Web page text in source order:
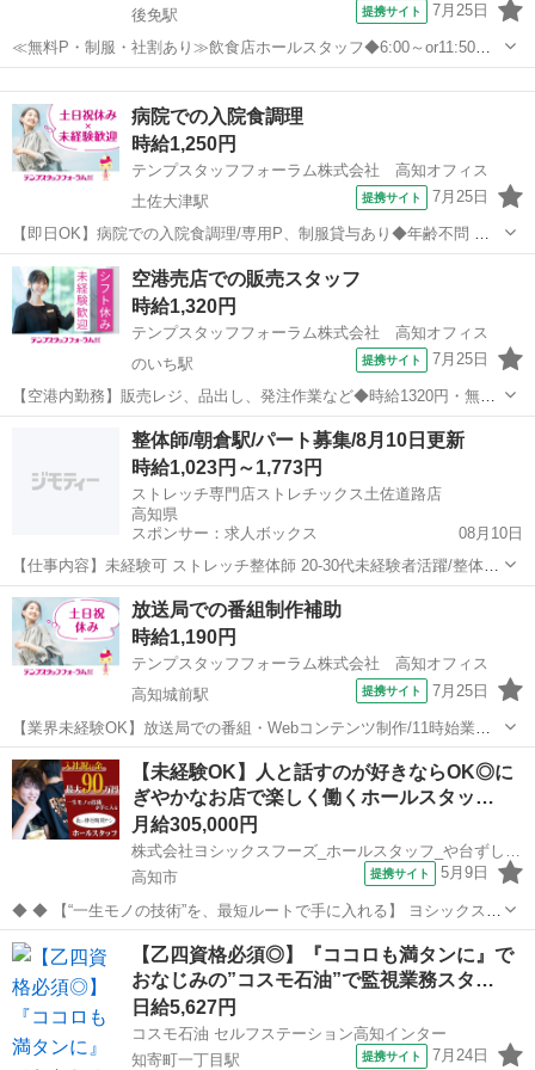
後免駅
提携サイト 7月25日
≪無料P・制服・社割あり≫飲食店ホールスタッフ◆6:00～or11:50～
●香南市方面からも通いやすい立地♪嬉しい無料駐車場・社割あり！
●出社時に焦らない！制服着たまま通勤OK！ ●6:00～、11:50～の...
病院での入院食調理
時給1,250円
テンプスタッフフォーラム株式会社 高知オフィス
土佐大津駅
提携サイト 7月25日
【即日OK】病院での入院食調理/専用P、制服貸与あり◆年齢不問 ●
高時給1,250円！時間固定＆土日祝休みで働きやすい♪ ●未経験OK！作
業ごとに先輩社員がしっかりレクチャーしてくださいます！ ●男性の
多い環境で...
高知 南国市 土佐大津駅 ホールスタッフ
空港売店での販売スタッフ
時給1,320円
テンプスタッフフォーラム株式会社 高知オフィス
のいち駅
提携サイト 7月25日
【空港内勤務】販売レジ、品出し、発注作業など◆時給1320円・無料
Pあり ●香南市方面からも通いやすい立地♪無料駐車場あります！ ●
出社時に焦らない！制服着たまま通勤OK！ ●多くの派遣スタッフが活
躍中の職場です...
南国市 のいち駅 その他
整体師/朝倉駅/パート募集/8月10日更新
時給1,023円～1,773円
ストレッチ専門店ストレチックス土佐道路店
高知県
スポンサー：求人ボックス
08月10日
【仕事内容】未経験可 ストレッチ整体師 20-30代未経験者活躍/整体師
等、施術経験者歓迎 <募集職種> 整体師 <仕事内容> パートナーストレ
ッチの施術提供・自体重トレーニング指導・接客業務・広告宣伝など
パートナーストレッチは...
アルバイト・パート
放送局での番組制作補助
時給1,190円
テンプスタッフフォーラム株式会社 高知オフィス
高知城前駅
提携サイト 7月25日
【業界未経験OK】放送局での番組・Webコンテンツ制作/11時始業・
土日祝休 ●朝ゆっくりできる11時～19時勤務！年休120日あり♪ ●20
～30代が多く在籍している部署！動きのあるお仕事をご希望の方へ！
●お...
高知 高知市 高知城前駅 その他
【未経験OK】人と話すのが好きならOK◎に
ぎやかなお店で楽しく働くホールスタッ…
月給305,000円
高知市
提携サイト 5月9日
◆ ◆ 【“一生モノの技術”を、最短ルートで手に入れる】 ヨシックスフ
ーズが運営する寿司居酒屋「や台ずし」では、 鮮魚の一部を加工済み
の状態で仕入れることで仕込みの負担を大幅に削減しています。 入社
後は余計な工程に時間...
高知 ホールスタッフ
【乙四資格必須◎】『ココロも満タンに』で
おなじみの”コスモ石油”で監視業務スタ…
日給5,627円
コスモ石油 セルフステーション高知インター
知寄町一丁目駅
提携サイト 7月24日